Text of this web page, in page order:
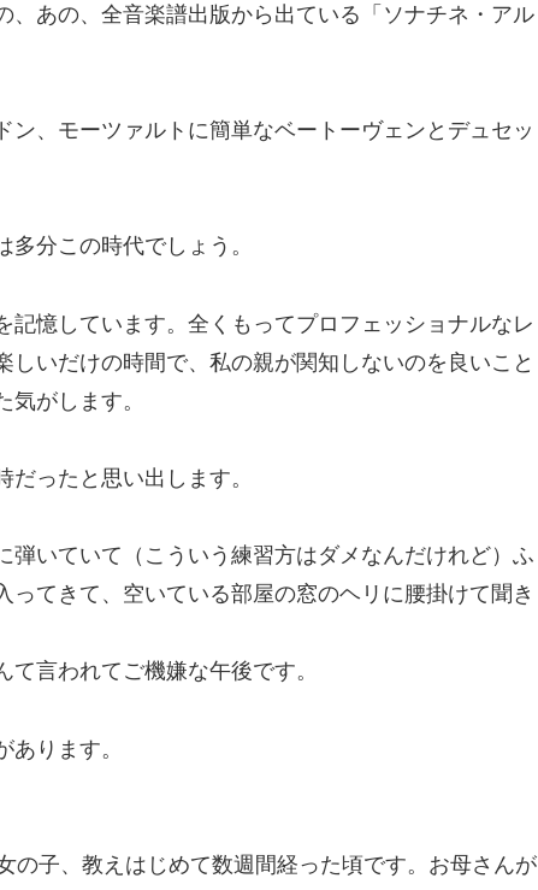
、あの、全音楽譜出版から出ている「ソナチネ・アル
、モーツァルトに簡単なベートーヴェンとデュセッ
多分この時代でしょう。
憶しています。全くもってプロフェッショナルなレ
いだけの時間で、私の親が関知しないのを良いこと
がします。
ったと思い出します。
いていて（こういう練習方はダメなんだけれど）ふ
てきて、空いている部屋の窓のヘリに腰掛けて聞き
て言われてご機嫌な午後です。
ります。
の子、教えはじめて数週間経った頃です。お母さんが